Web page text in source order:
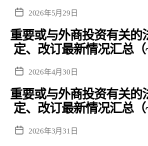
发
日
期
2026年5月29日
重要或与外商投资有关的
定、改订最新情况汇总（
发
日
期
2026年4月30日
重要或与外商投资有关的
定、改订最新情况汇总（
发
2026年3月31日